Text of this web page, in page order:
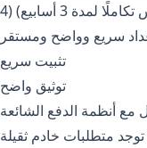
لمدة 3 أسابيع)
تثبيت سريع
توثيق واضح
توجد متطلبات خادم ثقيلة